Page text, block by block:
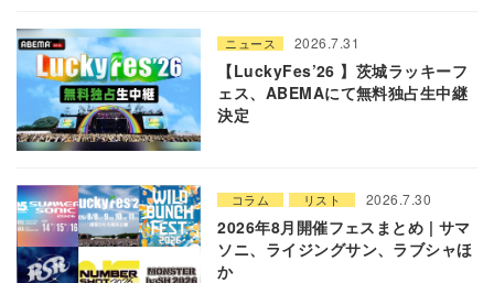
ニュース 2026.7.31
【LuckyFes’26 】茨城ラッキーフ
ェス、ABEMAにて無料独占生中継
決定
コラム リスト 2026.7.30
2026年8月開催フェスまとめ | サマ
ソニ、ライジングサン、ラブシャほ
か